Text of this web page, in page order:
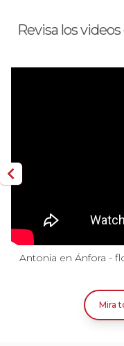
Revisa los
Antonia en Ánfora -
Mira